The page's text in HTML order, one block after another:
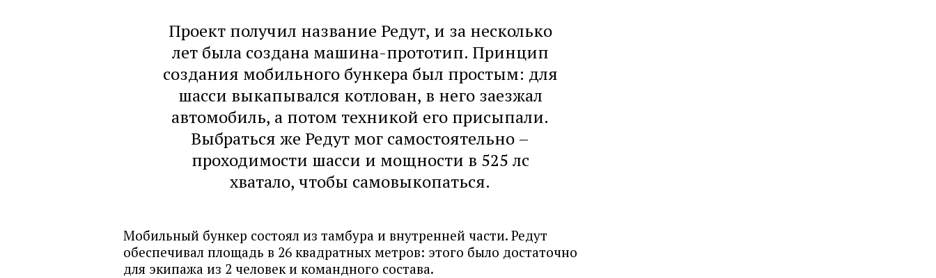
Проект получил название Редут, и за несколько
лет была создана машина-прототип. Принцип
создания мобильного бункера был простым: для
шасси выкапывался котлован, в него заезжал
автомобиль, а потом техникой его присыпали.
Выбраться же Редут мог самостоятельно –
проходимости шасси и мощности в 525 лс
хватало, чтобы самовыкопаться.
Мобильный бункер состоял из тамбура и внутренней части. Редут
обеспечивал площадь в 26 квадратных метров: этого было достаточно
для экипажа из 2 человек и командного состава.